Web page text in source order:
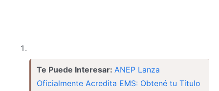
Te Puede Interesar: ANEP Lanza
Oficialmente Acredita EMS: Obtené tu Título